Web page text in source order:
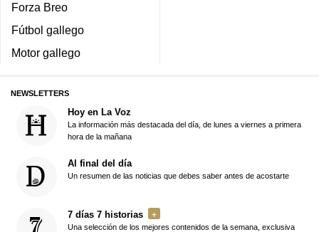
Forza Breo
Fútbol gallego
Motor gallego
NEWSLETTERS
Hoy en La Voz
La información más destacada del día, de lunes a viernes a primera
hora de la mañana
Al final del día
Un resumen de las noticias que debes saber antes de acostarte
7 días 7 historias
Una selección de los mejores contenidos de la semana, exclusiva